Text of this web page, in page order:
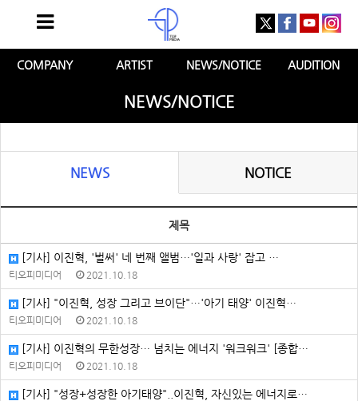
COMPANY ARTIST NEWS/NOTICE AUDITION
NEWS/NOTICE
NEWS NOTICE
제목
[기사] 이진혁, '벌써' 네 번째 앨범…'일과 사랑' 잡고 …
티오피미디어 2021.10.18
[기사] "이진혁, 성장 그리고 브이단"…'아기 태양' 이진혁…
티오피미디어 2021.10.18
[기사] 이진혁의 무한성장… 넘치는 에너지 '워크워크' [종합…
티오피미디어 2021.10.18
[기사] "성장+성장한 아기태양"..이진혁, 자신있는 에너지로…